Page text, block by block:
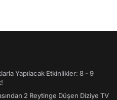
Yapılacak Etkinlikler: 8 - 9
2 Reytinge Düşen Diziye TV